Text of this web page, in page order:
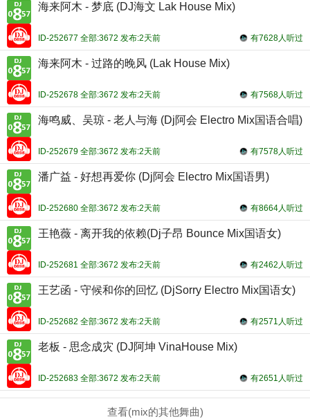
海来阿木 - 梦底 (DJ海文 Lak House Mix)
有7628人听过
ID-252677 全部:3672 发布:2天前
海来阿木 - 过路的晚风 (Lak House Mix)
有7568人听过
ID-252678 全部:3672 发布:2天前
海鸣威、吴琼 - 老人与海 (Dj阿会 Electro Mix国语合唱)
有7578人听过
ID-252679 全部:3672 发布:2天前
潘广益 - 好想再爱你 (Dj阿会 Electro Mix国语男)
有8664人听过
ID-252680 全部:3672 发布:2天前
王艳薇 - 离开我的依赖(Dj子昂 Bounce Mix国语女)
有2462人听过
ID-252681 全部:3672 发布:2天前
王艺函 - 守候和你的回忆 (DjSorry Electro Mix国语女)
有2571人听过
ID-252682 全部:3672 发布:2天前
老板 - 思念成灾 (DJ阿坤 VinaHouse Mix)
有2651人听过
ID-252683 全部:3672 发布:2天前
查看(mix的其他舞曲)